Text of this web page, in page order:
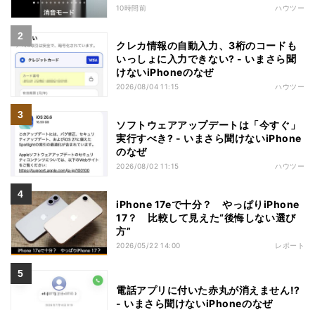
10時間前 ハウツー
クレカ情報の自動入力、3桁のコードも
いっしょに入力できない? - いまさら聞
けないiPhoneのなぜ
2026/08/04 11:15 ハウツー
ソフトウェアアップデートは「今すぐ」
実行すべき? - いまさら聞けないiPhone
のなぜ
2026/08/02 11:15 ハウツー
iPhone 17eで十分？ やっぱりiPhone
17？ 比較して見えた“後悔しない選び
方”
2026/05/22 14:00 レポート
電話アプリに付いた赤丸が消えません!?
- いまさら聞けないiPhoneのなぜ